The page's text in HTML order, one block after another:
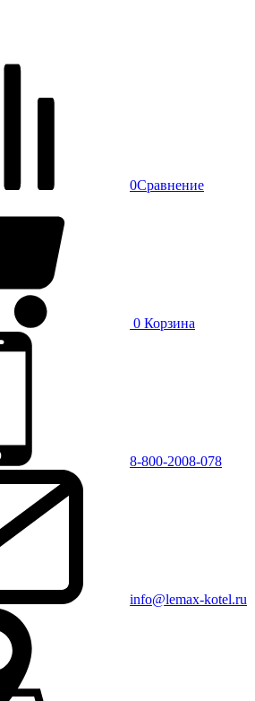
0Сравнение
0 Корзина
8-800-2008-078
info@lemax-kotel.ru